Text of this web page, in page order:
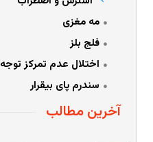
مه مغزی
فلج بلز
اختلال عدم تمرکز توجه
سندرم پای بیقرار
آخرین مطالب